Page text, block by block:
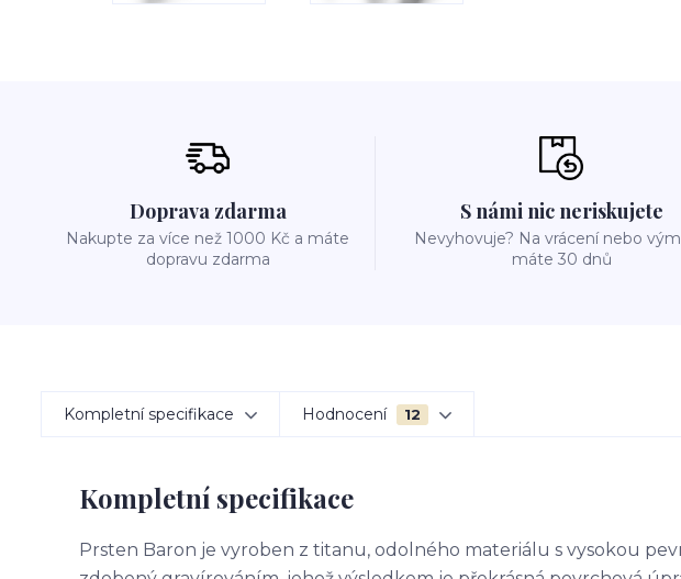
Doprava zdarma
Nakupte za více než 1000 Kč a máte
dopravu zdarma
S námi nic neriskujete
Nevyhovuje? Na vrácení nebo
máte 30 dnů
Kompletní specifikace Hodnocení 12
Kompletní specifikace
Prsten Baron je vyroben z titanu, odolného materiálu s vysokou